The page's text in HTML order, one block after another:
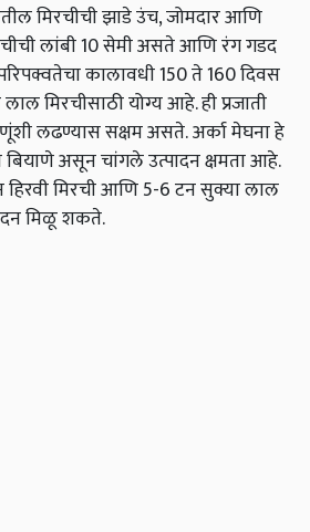
मिरचीची झाडे उंच, जोमदार आणि
लांबी 10 सेमी असते आणि रंग गडद
कालावधी 150 ते 160 दिवस
मिरचीसाठी योग्य आहे. ही प्रजाती
लढण्यास सक्षम असते. अर्का मेघना हे
बियाणे असून चांगले उत्पादन क्षमता आहे.
हिरवी मिरची आणि 5-6 टन सुक्या लाल
मिळू शकते.